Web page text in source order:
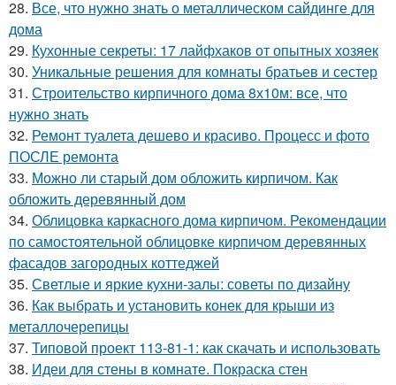
28. Все, что нужно знать о металлическом сайдинге для
дома
29. Кухонные секреты: 17 лайфхаков от опытных хозяек
30. Уникальные решения для комнаты братьев и сестер
31. Строительство кирпичного дома 8х10м: все, что
нужно знать
32. Ремонт туалета дешево и красиво. Процесс и фото
ПОСЛЕ ремонта
33. Можно ли старый дом обложить кирпичом. Как
обложить деревянный дом
34. Облицовка каркасного дома кирпичом. Рекомендации
по самостоятельной облицовке кирпичом деревянных
фасадов загородных коттеджей
35. Светлые и яркие кухни-залы: советы по дизайну
36. Как выбрать и установить конек для крыши из
металлочерепицы
37. Типовой проект 113-81-1: как скачать и использовать
38. Идеи для стены в комнате. Покраска стен